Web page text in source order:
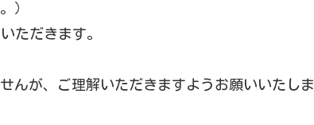
）
ただきます。
んが、ご理解いただきますようお願いいたしま